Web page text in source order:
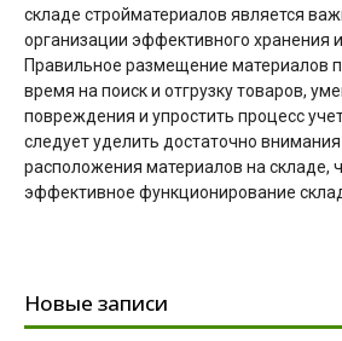
складе стройматериалов является
организации эффективного хранения и
Правильное размещение материалов
время на поиск и отгрузку товаров,
повреждения и упростить процесс
следует уделить достаточно
расположения материалов на складе,
эффективное функционирование
Новые записи